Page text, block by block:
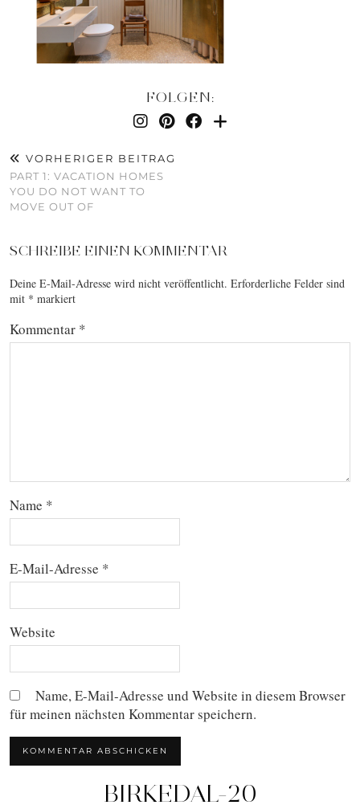
FOLGEN:
VORHERIGER BEITRAG
PART 1: VACATION HOMES
YOU DO NOT WANT TO
MOVE OUT OF
SCHREIBE EINEN KOMMENTAR
Deine E-Mail-Adresse wird nicht veröffentlicht. Erforderliche Felder sind
mit * markiert
Kommentar *
Name *
E-Mail-Adresse *
Website
Name, E-Mail-Adresse und Website in diesem Browser
für meinen nächsten Kommentar speichern.
BIRKEDAL-20